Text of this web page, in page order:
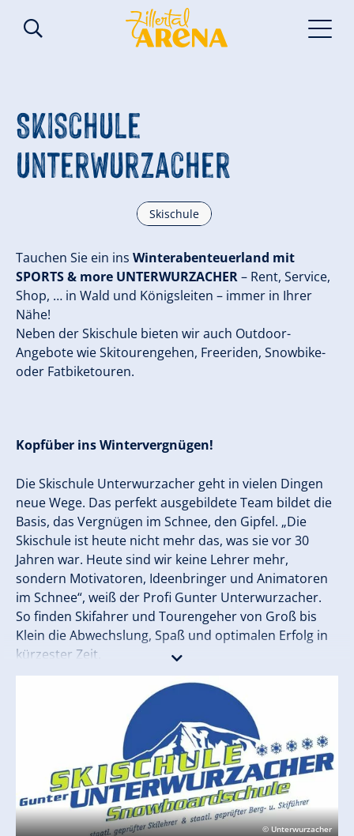
Skischule
Unterwurzacher
Skischule
Tauchen Sie ein ins Winterabenteuerland mit
SPORTS & more UNTERWURZACHER– Rent, Service,
Shop, … in Wald und Königsleiten – immer in Ihrer
Nähe!
Neben der Skischule bieten wir auch Outdoor-
Angebote wie Skitourengehen, Freeriden, Snowbike-
oder Fatbiketouren.
Kopfüber ins Wintervergnügen!
Die Skischule Unterwurzacher geht in vielen Dingen
neue Wege. Das perfekt ausgebildete Team bildet die
Basis, das Vergnügen im Schnee, den Gipfel. „Die
Skischule ist heute nicht mehr das, was sie vor 30
Jahren war. Heute sind wir keine Lehrer mehr,
sondern Motivatoren, Ideenbringer und Animatoren
im Schnee“, weiß der Profi Gunter Unterwurzacher.
So finden Skifahrer und Tourengeher von Groß bis
Klein die Abwechslung, Spaß und optimalen Erfolg in
kürzester Zeit.
Tauchen Sie ein ins Winterabenteuerland mit SPORTS
& more UNTERWURZACHER – Rent, Service, Shop, … in
Wald und Königsleiten – immer in Ihrer Nähe!
Neben der Skischule bieten wir auch Outdoor-
Angebote wie Skitourengehen, Freeriden, Snowbike-
oder Fatbiketouren.
Ihr Urlaub wird zu einem einzigartigen Erlebnis.© Unterwurzacher